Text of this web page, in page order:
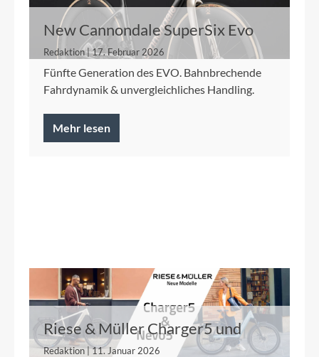
New Cannondale SuperSix Evo
Redaktion | 17. Februar 2026
Fünfte Generation des EVO. Bahnbrechende
Fahrdynamik & unvergleichliches Handling.
Mehr lesen
Riese & Müller Charger5 und
Nevo5
Redaktion | 11. Januar 2026